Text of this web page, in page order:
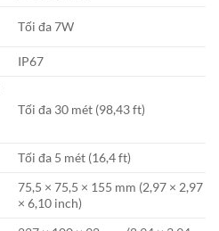
Tối đa 7W
IP67
Tối đa 30 mét (98,43 ft)
Tối đa 5 mét (16,4 ft)
75,5 × 75,5 × 155 mm (2,97 × 2,97
× 6,10 inch)